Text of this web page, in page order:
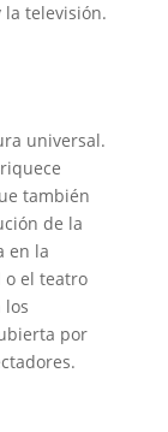
televisión.
universal.
también
de la
en la
o el teatro
los
por